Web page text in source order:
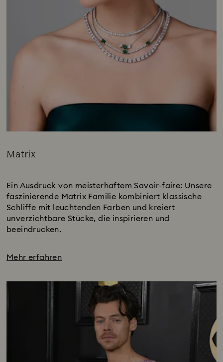
Matrix
Ein Ausdruck von meisterhaftem Savoir-faire: Unsere
faszinierende Matrix Familie kombiniert klassische
Schliffe mit leuchtenden Farben und kreiert
unverzichtbare Stücke, die inspirieren und
beeindrucken.
Mehr erfahren